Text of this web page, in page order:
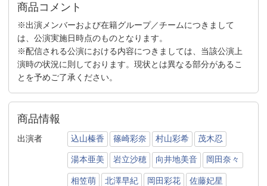
商品コメント
※出演メンバーおよび在籍グループ／チームにつきまして
は、公演実施日時点のものとなります。
※配信される公演における内容につきましては、当該公演上
演時の状況に則しております。現状とは異なる部分があるこ
とを予めご了承ください。
商品情報
出演者 込山榛香 篠崎彩奈 村山彩希 茂木忍
湯本亜美 岩立沙穂 向井地美音 岡田奈々
相笠萌 北澤早紀 岡田彩花 佐藤妃星